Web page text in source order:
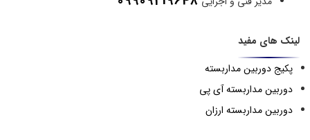
لینک های مفید
پکیج دوربین مداربسته
دوربین مداربسته آی پی
دوربین مداربسته ارزان